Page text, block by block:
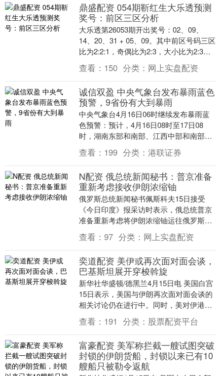
鼎盛配资 054期靳红生大乐透预测
奖号：前区三区分析
大乐透第26053期开出奖号：02、09、
14、20、31 + 05、09。其中前区号码三区
比为2:2:1，奇偶比为2:3，大小比为2:3，
后区开出奇数+奇数、....
查看： 150 分类： 网上实盘配资
诚信双盈 中央气象台发布暴雨蓝色
预警，9省份有大到暴雨
中央气象台4月16日06时继续发布暴雨蓝
色预警：预计，4月16日08时至17日08
时，湖南东部和南部、江西中部和南部、
浙江中部、福建西部、广西中北部、广东
北部、....
查看： 199 分类： 港联证券
N配资 俄总统新闻秘书：普京准备
重新考虑接收伊朗浓缩铀
俄罗斯总统新闻秘书佩斯科夫15日接受
《今日印度》报采访时表示，俄总统普京
准备重新考虑将伊朗浓缩铀运往俄罗斯的
提议。 佩斯科夫称，俄方曾准备从伊朗接
收浓缩铀，这原....
查看： 97 分类： 网上实盘配资
奕道配资 美伊或再次面对面会谈，
巴基斯坦展开穿梭斡旋
新华社华盛顿/德黑兰4月15日电 美国白宫
15日表示，美国与伊朗再次面对面会谈的
相关讨论仍在进行中。同时，美对伊港口
的封锁已全面实施。同一天，斡旋方巴基
斯坦总理....
查看： 191 分类： 股票配资平台
富豪配资 美军称拦截一艘试图突破
封锁的伊朗货船，封锁以来已有10
艘船只被勒令返航